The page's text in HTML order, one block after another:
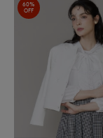
60%
OFF